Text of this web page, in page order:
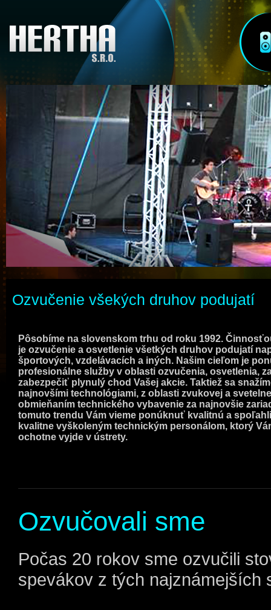
Ozvučenie všekých druhov podujatí
Pôsobíme na slovenskom trhu od roku 1992.
je ozvučenie a osvetlenie všetkých druhov podujatí
športových, vzdelávacích a iných. Našim cieľom je
profesionálne služby v oblasti ozvučenia, osvetlenia,
zabezpečiť plynulý chod Vašej akcie. Taktiež sa
najnovšími technológiami, z oblasti zvukovej a
obmieňaním technického vybavenie za najnovšie
tomuto trendu Vám vieme ponúknuť kvalitnú a
kvalitne vyškoleným technickým personálom, ktorý
ochotne vyjde v ústrety.
Ozvučovali sme
Počas 20 rokov sme ozvučili
spevákov z tých najznámejších